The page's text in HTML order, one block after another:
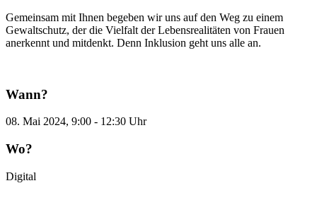
Gemeinsam mit Ihnen begeben wir uns auf den Weg zu einem
Gewaltschutz, der die Vielfalt der Lebensrealitäten von Frauen
anerkennt und mitdenkt. Denn Inklusion geht uns alle an.
Wann?
08. Mai 2024, 9:00 - 12:30 Uhr
Wo?
Digital